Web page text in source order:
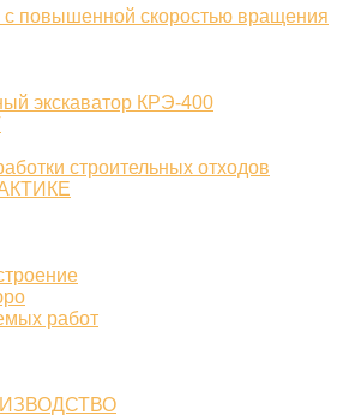
повышенной скоростью вращения
экскаватор КРЭ-400
строительных отходов
работ